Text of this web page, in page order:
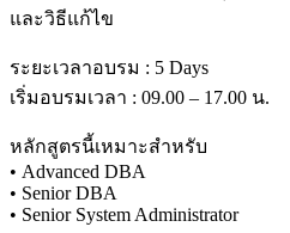
และวิธีแก้ไข
ระยะเวลาอบรม : 5 Days
เริ่มอบรมเวลา : 09.00 – 17.00 น.
หลักสูตรนี้เหมาะสำหรับ
• Advanced DBA
• Senior DBA
• Senior System Administrator